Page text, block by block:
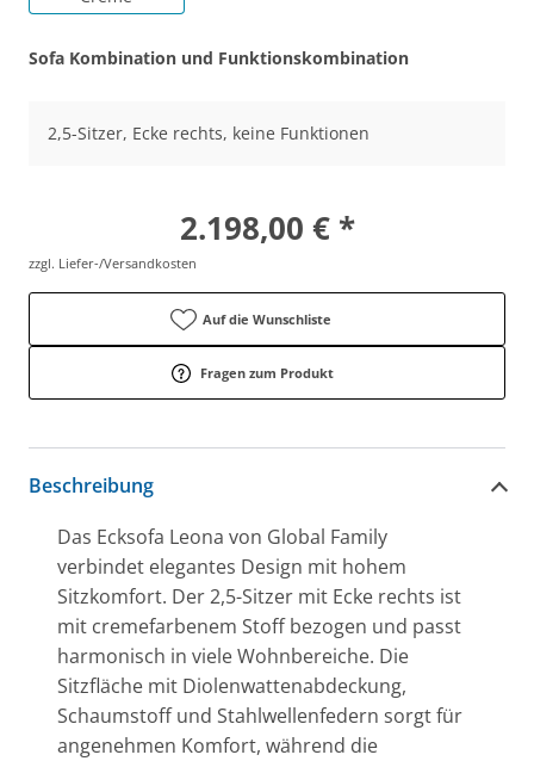
Sofa Kombination und Funktionskombination
2,5-Sitzer, Ecke rechts, keine Funktionen
2.198,00 € *
zzgl. Liefer-/Versandkosten
Auf die Wunschliste
Fragen zum Produkt
Beschreibung
Das Ecksofa Leona von Global Family
verbindet elegantes Design mit hohem
Sitzkomfort. Der 2,5-Sitzer mit Ecke rechts ist
mit cremefarbenem Stoff bezogen und passt
harmonisch in viele Wohnbereiche. Die
Sitzfläche mit Diolenwattenabdeckung,
Schaumstoff und Stahlwellenfedern sorgt für
angenehmen Komfort, während die